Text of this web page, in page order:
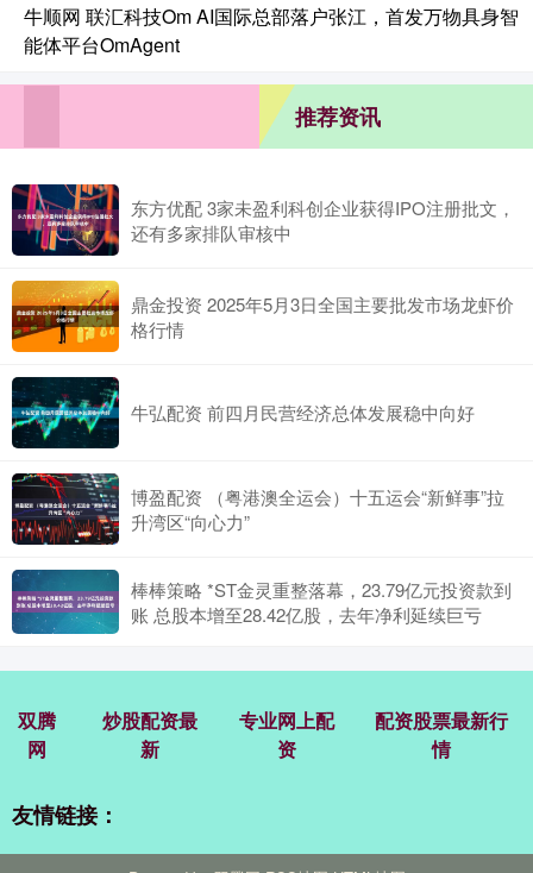
牛顺网 联汇科技Om AI国际总部落户张江，首发万物具身智
能体平台OmAgent
推荐资讯
东方优配 3家未盈利科创企业获得IPO注册批文，
还有多家排队审核中
鼎金投资 2025年5月3日全国主要批发市场龙虾价
格行情
牛弘配资 前四月民营经济总体发展稳中向好
博盈配资 （粤港澳全运会）十五运会“新鲜事”拉
升湾区“向心力”
棒棒策略 *ST金灵重整落幕，23.79亿元投资款到
账 总股本增至28.42亿股，去年净利延续巨亏
双腾
网
炒股配资最
新
专业网上配
资
配资股票最新行
情
友情链接：